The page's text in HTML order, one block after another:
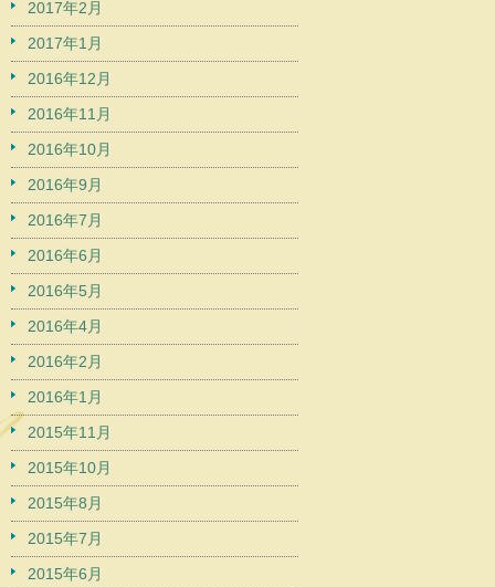
2017年2月
2017年1月
2016年12月
2016年11月
2016年10月
2016年9月
2016年7月
2016年6月
2016年5月
2016年4月
2016年2月
2016年1月
2015年11月
2015年10月
2015年8月
2015年7月
2015年6月